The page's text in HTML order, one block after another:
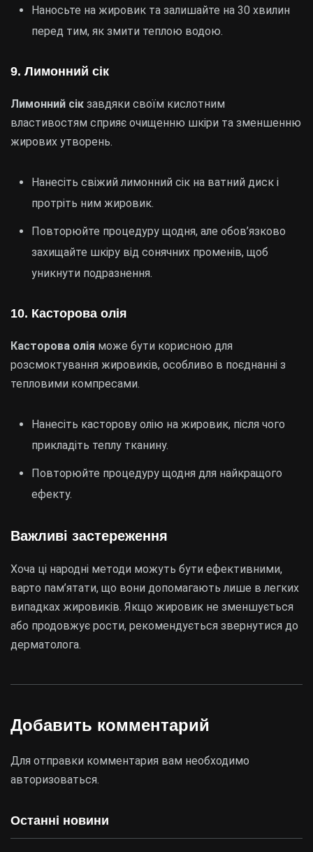
Останні новини
Наносьте на жировик та залишайте на 30 хвилин
перед тим, як змити теплою водою.
9. Лимонний сік
Лимонний сік завдяки своїм кислотним
властивостям сприяє очищенню шкіри та зменшенню
жирових утворень.
Нанесіть свіжий лимонний сік на ватний диск і
протріть ним жировик.
Повторюйте процедуру щодня, але обов’язково
захищайте шкіру від сонячних променів, щоб
уникнути подразнення.
10. Касторова олія
Касторова олія може бути корисною для
розсмоктування жировиків, особливо в поєднанні з
тепловими компресами.
Нанесіть касторову олію на жировик, після чого
прикладіть теплу тканину.
Повторюйте процедуру щодня для найкращого
ефекту.
Важливі застереження
Хоча ці народні методи можуть бути ефективними,
варто пам’ятати, що вони допомагають лише в легких
випадках жировиків. Якщо жировик не зменшується
або продовжує рости, рекомендується звернутися до
дерматолога.
Добавить комментарий
Для отправки комментария вам необходимо
авторизоваться.